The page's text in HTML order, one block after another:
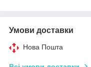
Умови доставки
Нова Пошта